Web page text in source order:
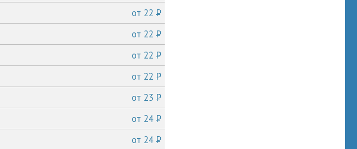
от 22P
от 22P
от 22P
от 22P
от 23P
от 24P
от 24P